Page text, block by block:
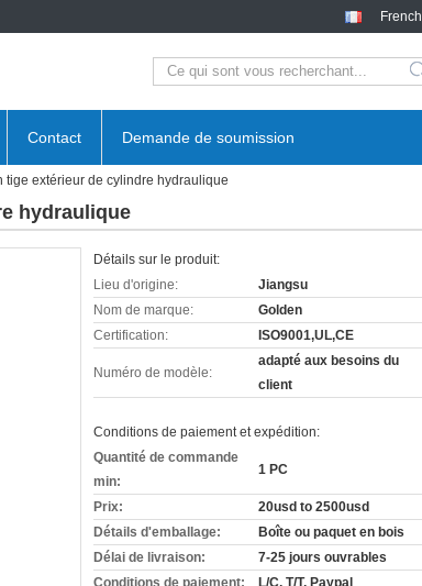
French
Contact Demande de soumission
tige extérieur de cylindre hydraulique
hydraulique
Détails sur le produit:
Lieu d'origine:
Jiangsu
Nom de marque:
Golden
Certification:
ISO9001,UL,CE
Numéro de modèle:
adapté aux besoins du
client
Conditions de paiement et expédition:
Quantité de commande
min:
1 PC
Prix:
20usd to 2500usd
Détails d'emballage:
Boîte ou paquet en bois
Délai de livraison:
7-25 jours ouvrables
Conditions de paiement:
L/C, T/T, Paypal